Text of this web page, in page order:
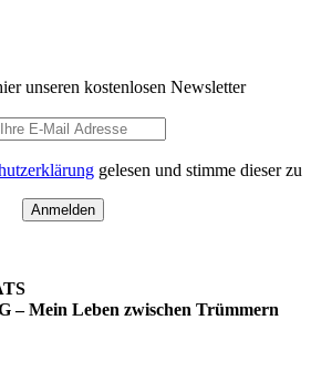
unseren kostenlosen Newsletter
gelesen und stimme dieser zu
Mein Leben zwischen Trümmern